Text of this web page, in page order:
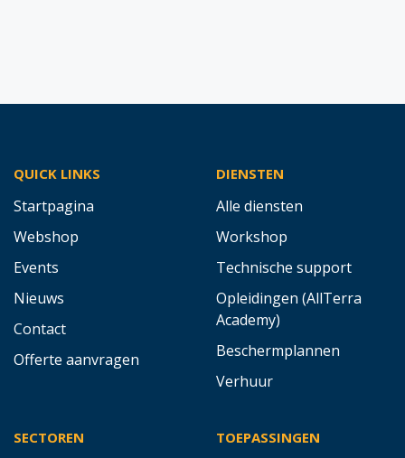
QUICK LINKS
Startpagina
Webshop
Events
Nieuws
Contact
Offerte aanvragen
DIENSTEN
Alle diensten
Workshop
Technische support
Opleidingen (AllTerra
Academy)
Beschermplannen
Verhuur
SECTOREN TOEPASSINGEN